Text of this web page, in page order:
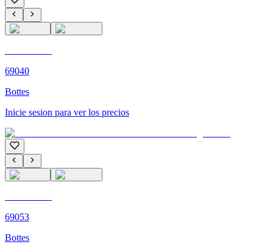
69040
Bottes
Inicie sesion para ver los precios
69053
Bottes